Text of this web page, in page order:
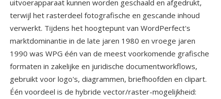
uitvoerapparaat kunnen worden geschaald en afgedrukt,
terwijl het rasterdeel fotografische en gescande inhoud
verwerkt. Tijdens het hoogtepunt van WordPerfect's
marktdominantie in de late jaren 1980 en vroege jaren
1990 was WPG één van de meest voorkomende grafische
formaten in zakelijke en juridische documentworkflows,
gebruikt voor logo's, diagrammen, briefhoofden en clipart.
Één voordeel is de hybride vector/raster-mogelijkheid: